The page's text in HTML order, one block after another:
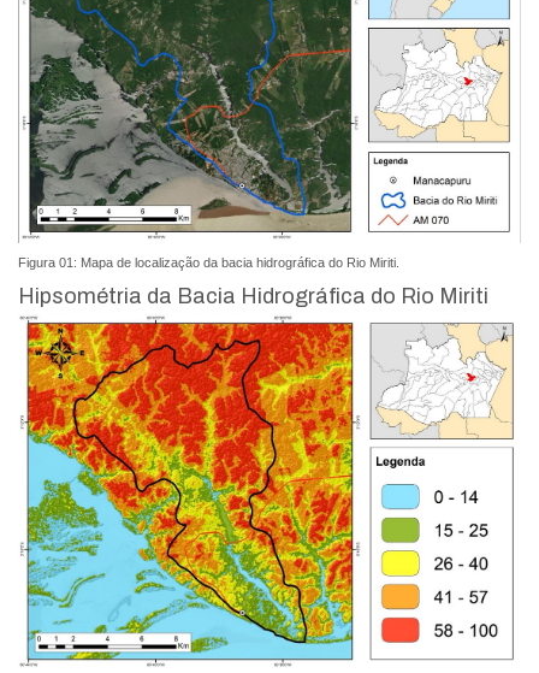
Figura 01: Mapa de localização da bacia hidrográfica do Rio Miriti.
Hipsométria da Bacia Hidrográfica do Rio Miriti